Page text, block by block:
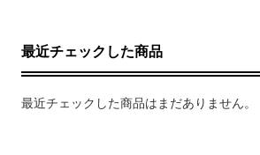
最近チェックした商品
最近チェックした商品はまだありません。